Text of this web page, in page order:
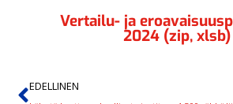
Vertailu- ja
2024 (zip, xlsb)
EDELLINEN